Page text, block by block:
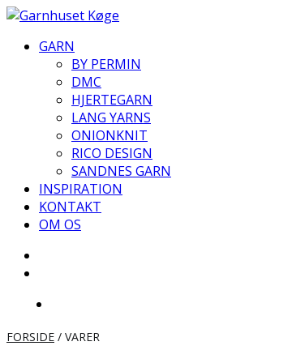
Videre
indholdGARN
BY PERMIN
DMC
HJERTEGARN
LANG YARNS
ONIONKNIT
RICO DESIGN
SANDNES GARN
INSPIRATION
KONTAKT
OM OS
FORSIDE / VARER